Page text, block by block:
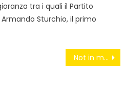
tra i quali il Partito
Sturchio, il primo
Not in my name